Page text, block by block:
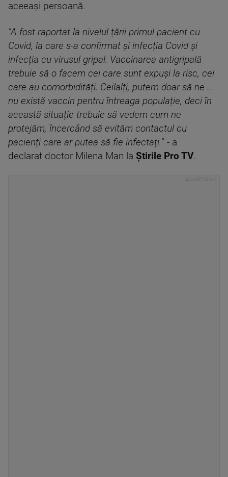
aceeaşi persoană.
”A fost raportat la nivelul țării primul pacient cu
Covid, la care s-a confirmat și infecția Covid și
infecția cu virusul gripal. Vaccinarea antigripală
trebuie să o facem cei care sunt expuși la risc, cei
care au comorbidități. Ceilalți, putem doar să ne ...
nu există vaccin pentru întreaga populație, deci în
această situație trebuie să vedem cum ne
protejăm, încercând să evităm contactul cu
pacienți care ar putea să fie infectați.” - a
declarat doctor Milena Man la Știrile Pro TV.